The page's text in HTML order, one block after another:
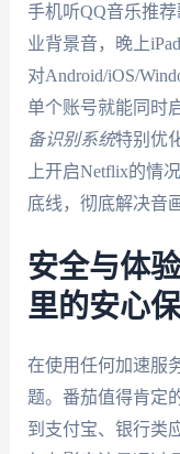
手机听QQ音乐推
业背景音，晚上
对Android/iOS/
单个账号就能同时
备识别系统特别优
上开启Netflix的情
底线，彻底解决音
安全与体
里的安心
在使用任何加速服
题。番茄值得肯定
到支付宝、银行类